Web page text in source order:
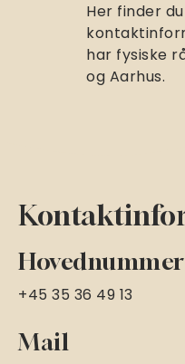
Her finder
har fysiske
og Aarhus.
Hovednummer
+45 35 36 49 13
Mail